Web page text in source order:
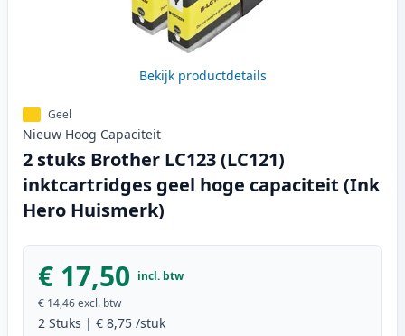
Bekijk productdetails
Geel
Nieuw Hoog Capaciteit
2 stuks Brother LC123 (LC121)
inktcartridges geel hoge capaciteit (Ink
Hero Huismerk)
€ 17,50 incl. btw
€ 14,46excl. btw
2 Stuks | € 8,75 /stuk